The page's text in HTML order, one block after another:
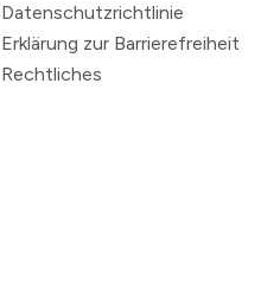
Datenschutzrichtlinie
Erklärung zur Barrierefreiheit
Rechtliches